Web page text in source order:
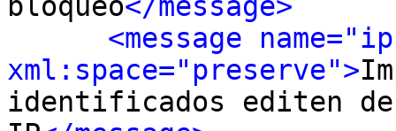
<message
xml:space="preserve">
identificados editen